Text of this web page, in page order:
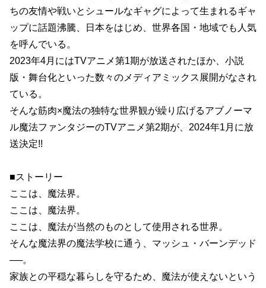
ちの友情や戦いとシュールなギャグによって生まれるギャ
ップに話題沸騰、日本をはじめ、世界各国・地域でも人気
を呼んでいる。
2023年4月にはTVアニメ第1期が放送されたほか、小説
版・舞台化といった数々のメディアミックス展開がなされ
ている。
そんな筋肉×魔法の独特な世界観が繰り広げるアブノーマ
ル魔法ファンタジーのTVアニメ第2期が、2024年1月に放
送決定!!
■ストーリー
ここは、魔法界。
ここは、魔法界。
ここは、魔法が当然のものとして使用される世界。
そんな魔法界の魔法学校に通う、マッシュ・バーンデッド
──。
家族との平穏な暮らしを守るため、魔法が使えないという